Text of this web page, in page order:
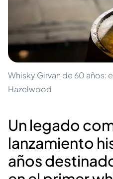
Whisky Girvan de 60 años:
Hazelwood
Un legado
lanzamiento
años